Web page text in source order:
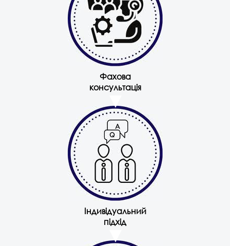
Фахова
консультація
Індивідуальний
підхід